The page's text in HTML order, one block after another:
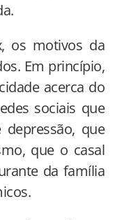
os motivos da
Em princípio,
acerca do
sociais que
que
que o casal
da família